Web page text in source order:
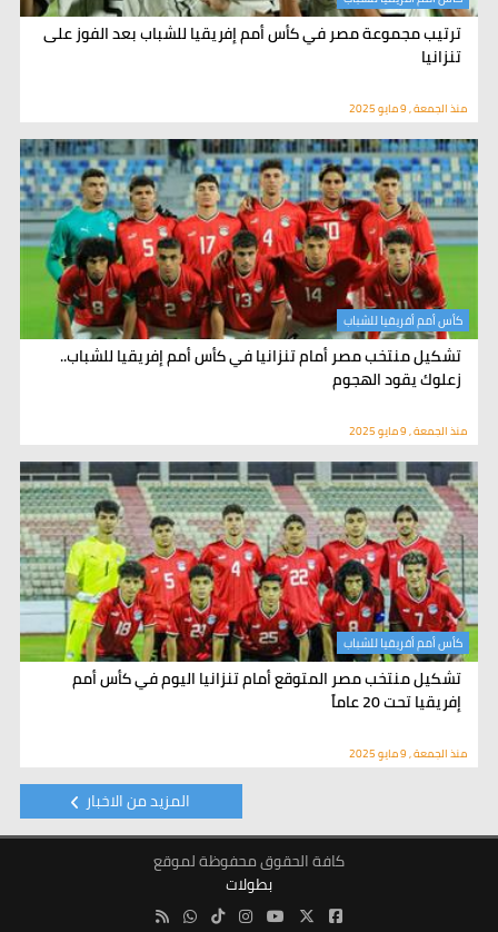
ترتيب مجموعة مصر في كأس أمم إفريقيا للشباب بعد الفوز على
تنزانيا
منذ الجمعة , 9 مايو 2025
تشكيل منتخب مصر أمام تنزانيا في كأس أمم إفريقيا للشباب..
زعلوك يقود الهجوم
كأس أمم أفريقيا للشباب
منذ الجمعة , 9 مايو 2025
تشكيل منتخب مصر المتوقع أمام تنزانيا اليوم في كأس أمم
إفريقيا تحت 20 عاماً
كأس أمم أفريقيا للشباب
منذ الجمعة , 9 مايو 2025
المزيد من الاخبار
كافة الحقوق محفوظة لموقع
بطولات